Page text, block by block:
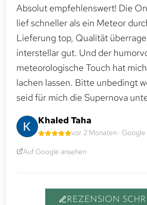
Absolut empfehlenswert! Die
lief schneller als ein Meteor
Lieferung top, Qualität
interstellar gut. Und der
meteorologische Touch hat
lachen lassen. Bitte unbedingt
seid für mich die Supernova
Khaled Taha
vor 2 Monaten · Google
Auf Google ansehen
REZENSION